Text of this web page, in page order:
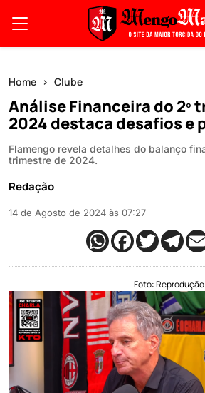
Home Clube
Análise Financeira do 2º
2024 destaca desafios e
Flamengo revela detalhes do balanço
trimestre de 2024.
Redação
14 de Agosto de 2024 às 07:27
Foto: